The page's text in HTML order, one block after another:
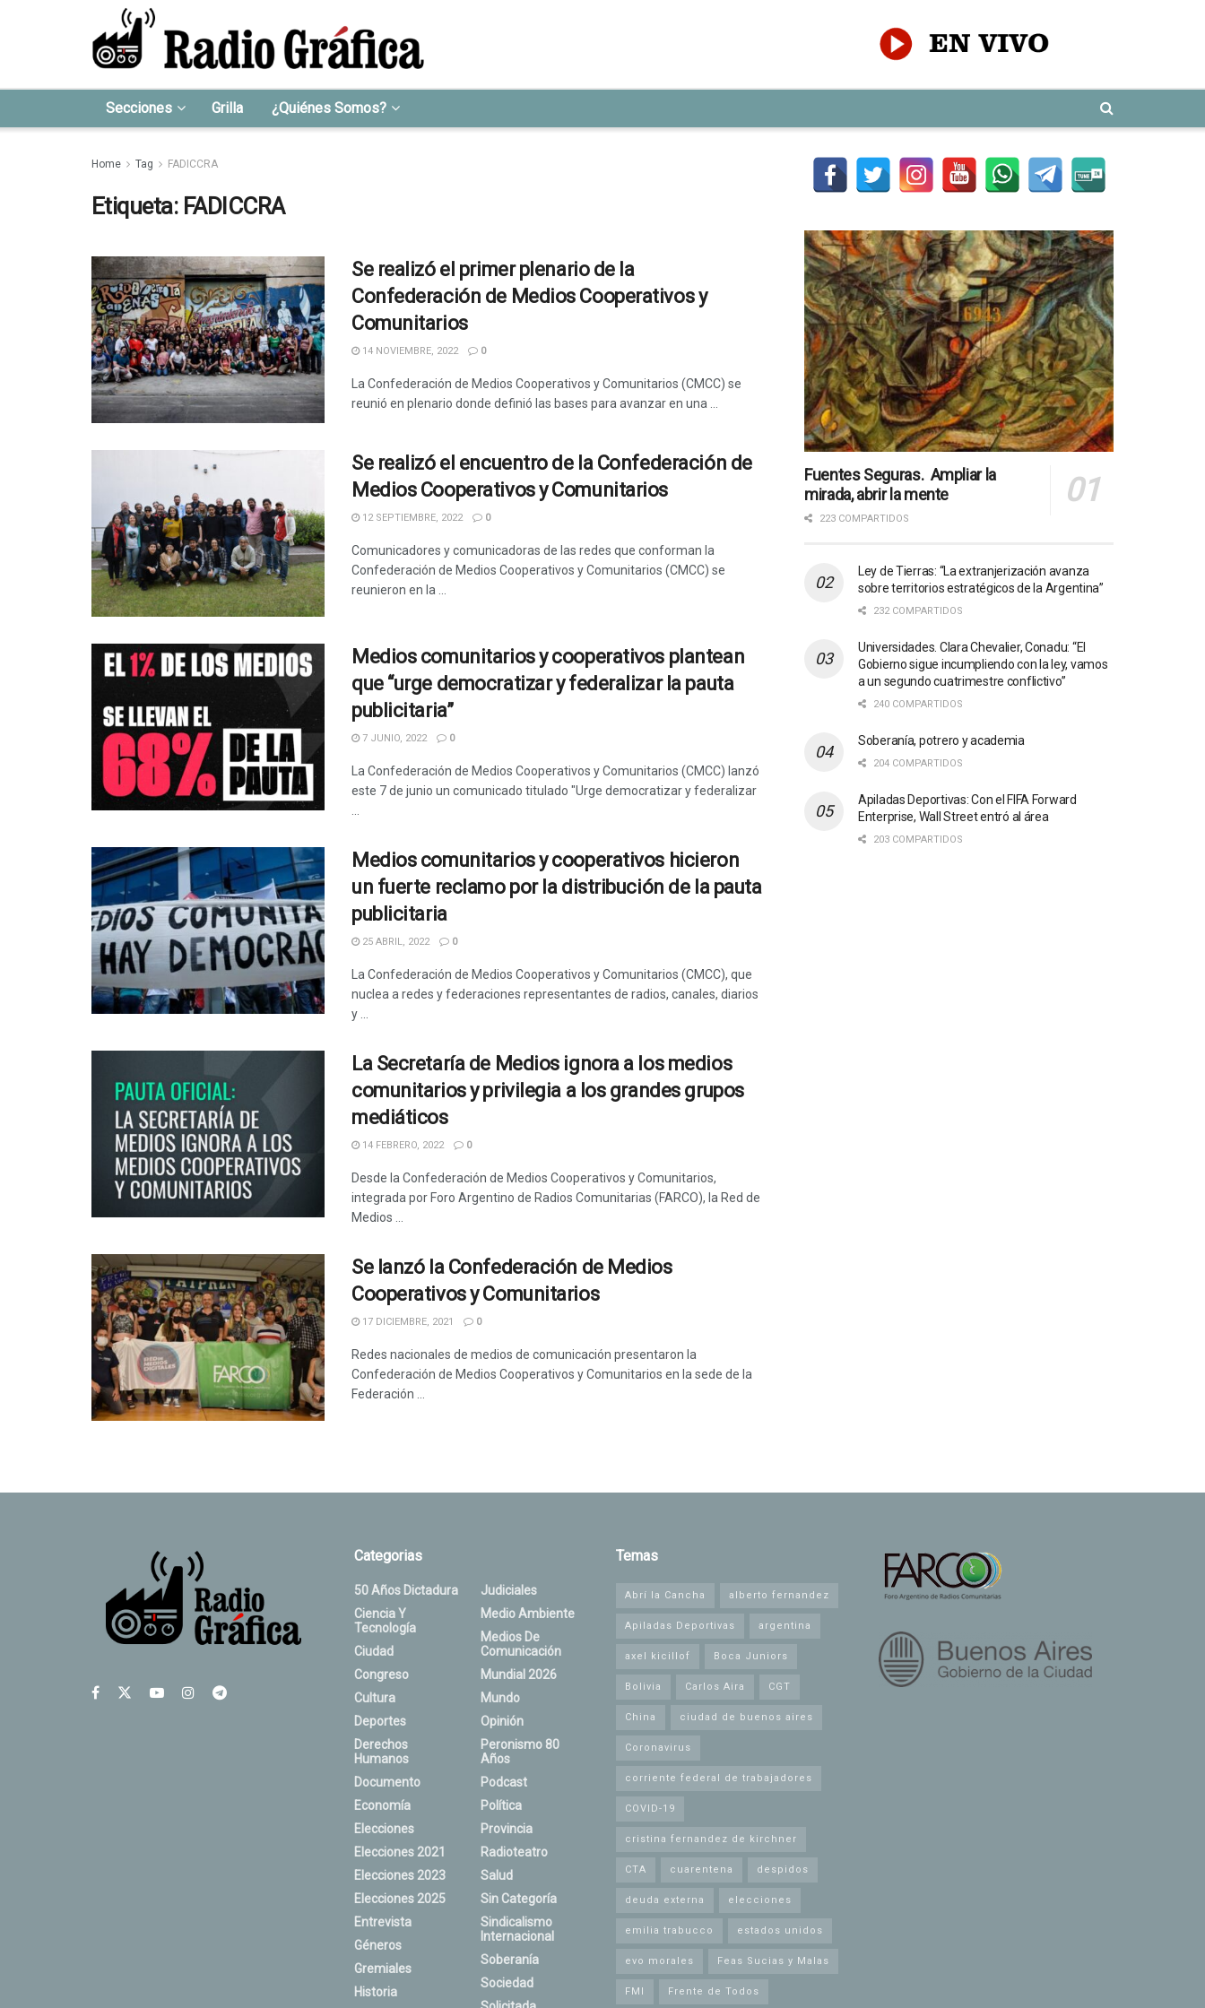
Secciones Grilla ¿Quiénes Somos?
Home Tag FADICCRA
Etiqueta: FADICCRA
Se realizó el primer plenario de la
Confederación de Medios Cooperativos y
Comunitarios
14 NOVIEMBRE, 2022 0
La Confederación de Medios Cooperativos y Comunitarios (CMCC) se
reunió en plenario donde definió las bases para avanzar en una ...
Se realizó el encuentro de la Confederación de
Medios Cooperativos y Comunitarios
12 SEPTIEMBRE, 2022 0
Comunicadores y comunicadoras de las redes que conforman la
Confederación de Medios Cooperativos y Comunitarios (CMCC) se
reunieron en la ...
Medios comunitarios y cooperativos plantean
que “urge democratizar y federalizar la pauta
publicitaria”
7 JUNIO, 2022 0
La Confederación de Medios Cooperativos y Comunitarios (CMCC) lanzó
este 7 de junio un comunicado titulado "Urge democratizar y federalizar
Medios comunitarios y cooperativos hicieron
un fuerte reclamo por la distribución de la pauta
publicitaria
25 ABRIL, 2022 0
La Confederación de Medios Cooperativos y Comunitarios (CMCC), que
nuclea a redes y federaciones representantes de radios, canales, diarios
y ...
La Secretaría de Medios ignora a los medios
comunitarios y privilegia a los grandes grupos
mediáticos
14 FEBRERO, 2022 0
Desde la Confederación de Medios Cooperativos y Comunitarios,
integrada por Foro Argentino de Radios Comunitarias (FARCO), la Red de
Medios ...
Se lanzó la Confederación de Medios
Cooperativos y Comunitarios
17 DICIEMBRE, 2021 0
Redes nacionales de medios de comunicación presentaron la
Confederación de Medios Cooperativos y Comunitarios en la sede de la
Federación ...
Fuentes Seguras. Ampliar la
mirada, abrir la mente
223 COMPARTIDOS
Ley de Tierras: “La extranjerización avanza
sobre territorios estratégicos de la Argentina”
232 COMPARTIDOS
Universidades. Clara Chevalier, Conadu: “El
Gobierno sigue incumpliendo con la ley, vamos
a un segundo cuatrimestre conflictivo”
240 COMPARTIDOS
Soberanía, potrero y academia
204 COMPARTIDOS
Apiladas Deportivas: Con el FIFA Forward
Enterprise, Wall Street entró al área
203 COMPARTIDOS
Categorias
50 Años Dictadura
Ciencia Y
Tecnología
Ciudad
Congreso
Cultura
Deportes
Derechos
Humanos
Documento
Economía
Elecciones
Elecciones 2021
Elecciones 2023
Elecciones 2025
Entrevista
Géneros
Gremiales
Historia
Judiciales
Medio Ambiente
Medios De
Comunicación
Mundial 2026
Mundo
Opinión
Peronismo 80
Años
Podcast
Política
Provincia
Radioteatro
Salud
Sin Categoría
Sindicalismo
Internacional
Soberanía
Sociedad
Temas
Abrí la Cancha alberto fernandez
Apiladas Deportivas argentina
axel kicillof Boca Juniors
Bolivia Carlos Aira CGT
China ciudad de buenos aires
Coronavirus
corriente federal de trabajadores
COVID-19
cristina fernandez de kirchner
CTA cuarentena despidos
deuda externa elecciones
emilia trabucco estados unidos
evo morales Feas Sucias y Malas
FMI Frente de Todos